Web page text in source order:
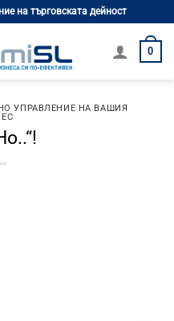
на търговската дейност
0
УПРАВЛЕНИЕ НА ВАШИЯ